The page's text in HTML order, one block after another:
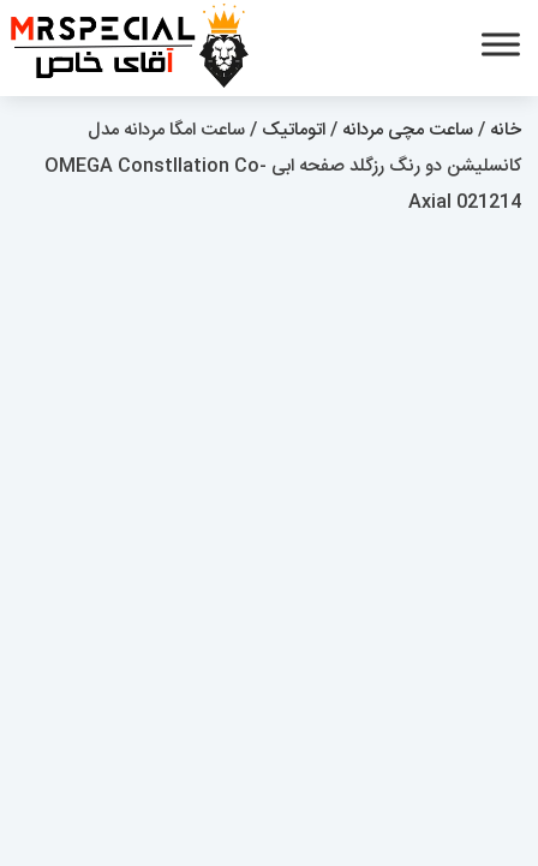
خانه /ساعت مچی مردانه /اتوماتیک / ساعت امگا مردانه مدل
کانسلیشن دو رنگ رزگلد صفحه ابی OMEGA Constllation Co-
Axial 021214